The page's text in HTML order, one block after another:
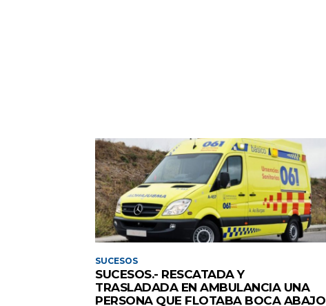
SUCESOS
SUCESOS.- RESCATADA Y
TRASLADADA EN AMBULANCIA UNA
PERSONA QUE FLOTABA BOCA ABAJO